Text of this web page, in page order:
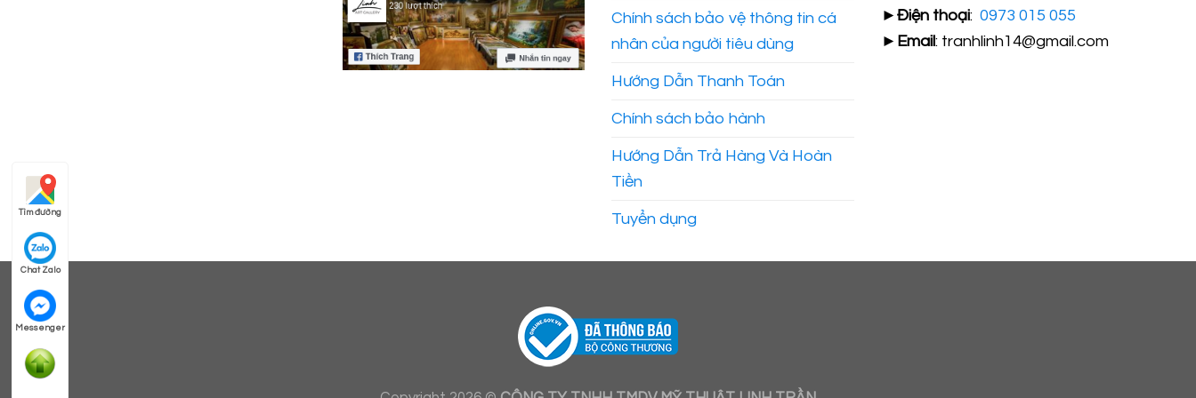
Chính sách bảo vệ thông tin cá
nhân của người tiêu dùng
Hướng Dẫn Thanh Toán
Chính sách bảo hành
Hướng Dẫn Trả Hàng Và Hoàn
Tiền
Tuyển dụng
► Điện thoại: 0973 015 055
► Email: tranhlinh14@gmail.com
Tìm đường
Chat Zalo
Messenger